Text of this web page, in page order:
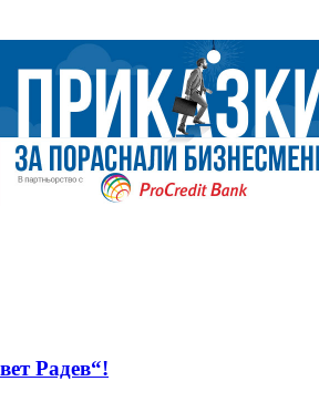
Радев“!